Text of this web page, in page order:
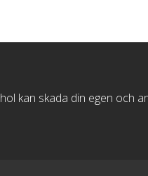
kan skada din egen och